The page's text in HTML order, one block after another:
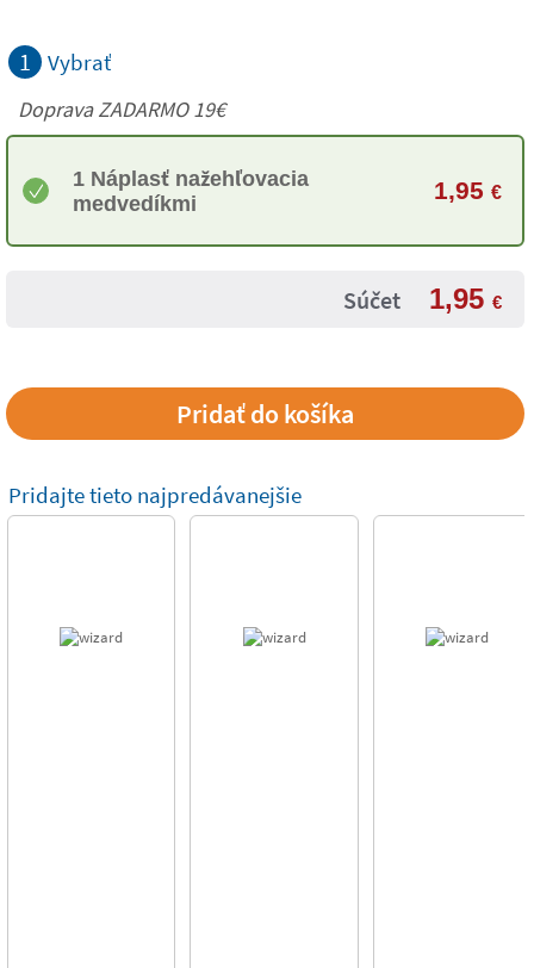
1 Vybrať
Doprava ZADARMO 19€
1 Náplasť nažehľovacia
medvedíkmi
1,95 €
Súčet 1,95 €
Pridajte tieto najpredávanejšie